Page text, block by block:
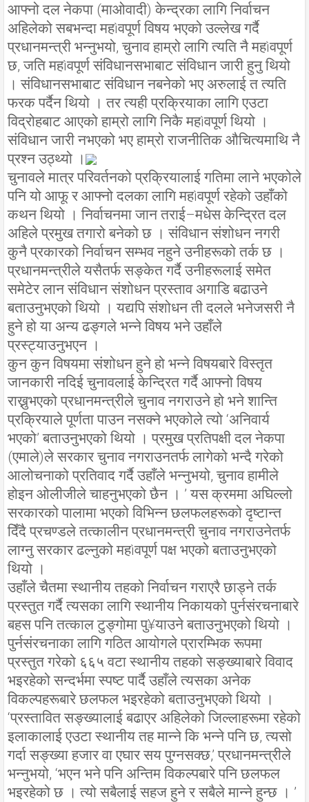
आफ्नो दल नेकपा (माओवादी) केन्द्रका लागि निर्वाचन
अहिलेको सबभन्दा महìवपूर्ण विषय भएको उल्लेख गर्दै
प्रधानमन्त्री भन्नुभयो, चुनाव हाम्रो लागि त्यति नै महìवपूर्ण
छ, जति महìवपूर्ण संविधानसभाबाट संविधान जारी हुनु थियो
। संविधानसभाबाट संविधान नबनेको भए अरुलाई त त्यति
फरक पर्दैन थियो । तर त्यही प्रक्रियाका लागि एउटा
विद्रोहबाट आएको हाम्रो लागि निकै महìवपूर्ण थियो ।
संविधान जारी नभएको भए हाम्रो राजनीतिक औचित्यमाथि नै
प्रश्न उठ्थ्यो ।
चुनावले मात्र परिवर्तनको प्रक्रियालाई गतिमा लाने भएकोले
पनि यो आफू र आफ्नो दलका लागि महìवपूर्ण रहेको उहाँको
कथन थियो । निर्वाचनमा जान तराई–मधेस केन्द्रित दल
अहिले प्रमुख तगारो बनेको छ । संविधान संशोधन नगरी
कुनै प्रकारको निर्वाचन सम्भव नहुने उनीहरूको तर्क छ ।
प्रधानमन्त्रीले यसैतर्फ सङ्केत गर्दै उनीहरूलाई समेत
समेटेर लान संविधान संशोधन प्रस्ताव अगाडि बढाउने
बताउनुभएको थियो । यद्यपि संशोधन ती दलले भनेजसरी नै
हुने हो या अन्य ढङ्गले भन्ने विषय भने उहाँले
प्रस्ट्याउनुभएन ।
कुन कुन विषयमा संशोधन हुने हो भन्ने विषयबारे विस्तृत
जानकारी नदिई चुनावलाई केन्द्रित गर्दै आफ्नो विषय
राख्नुभएको प्रधानमन्त्रीले चुनाव नगराउने हो भने शान्ति
प्रक्रियाले पूर्णता पाउन नसक्ने भएकोले त्यो ‘अनिवार्य
भएको’ बताउनुभएको थियो । प्रमु्ख प्रतिपक्षी दल नेकपा
(एमाले)ले सरकार चुनाव नगराउनतर्फ लागेको भन्दै गरेको
आलोचनाको प्रतिवाद गर्दै उहाँले भन्नुभयो, चुनाव हामीले
होइन ओलीजीले चाहनुभएको छैन । ’ यस क्रममा अघिल्लो
सरकारको पालामा भएको विभिन्न छलफलहरूको दृष्टान्त
दिँदै प्रचण्डले तत्कालीन प्रधानमन्त्री चुनाव नगराउनेतर्फ
लाग्नु सरकार ढल्नुको महìवपूर्ण पक्ष भएको बताउनुभएको
थियो ।
उहाँले चैतमा स्थानीय तहको निर्वाचन गराएरै छाड्ने तर्क
प्रस्तुत गर्दै त्यसका लागि स्थानीय निकायको पुर्नसंरचनाबारे
बहस पनि तत्काल टुङ्गोमा पु¥याउने बताउनुभएको थियो ।
पुर्नसंरचनाका लागि गठित आयोगले प्रारम्भिक रूपमा
प्रस्तुत गरेको ६६५ वटा स्थानीय तहको सङ्ख्याबारे विवाद
भइरहेको सन्दर्भमा स्पष्ट पार्दै उहाँले त्यसका अनेक
विकल्पहरूबारे छलफल भइरहेको बताउनुभएको थियो ।
‘प्रस्तावित सङ्ख्यालाई बढाएर अहिलेको जिल्लाहरूमा रहेको
इलाकालाई एउटा स्थानीय तह मान्ने कि भन्ने पनि छ, त्यसो
गर्दा सङ्ख्या हजार वा एघार सय पुग्नसक्छ,’ प्रधानमन्त्रीले
भन्नुभयो, ‘भएन भने पनि अन्तिम विकल्पबारे पनि छलफल
भइरहेको छ । त्यो सबैलाई सहज हुने र सबैले मान्ने हुन्छ । ’